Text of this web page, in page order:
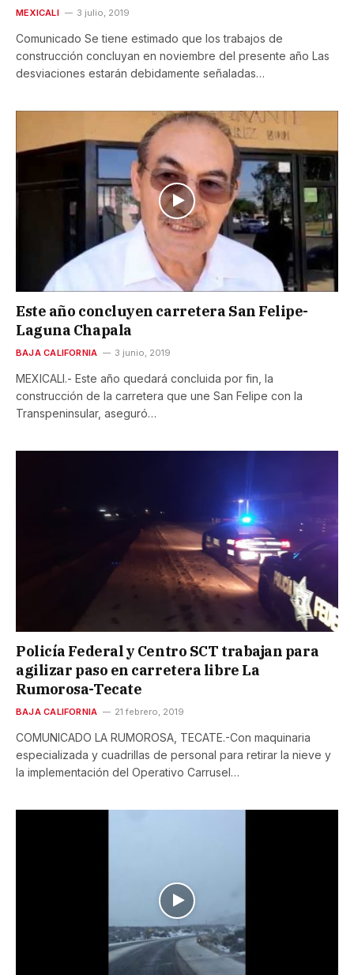
MEXICALI 3 julio, 2019
Comunicado Se tiene estimado que los trabajos de
construcción concluyan en noviembre del presente año Las
desviaciones estarán debidamente señaladas…
Este año concluyen carretera San Felipe-
Laguna Chapala
BAJA CALIFORNIA 3 junio, 2019
MEXICALI.- Este año quedará concluida por fin, la
construcción de la carretera que une San Felipe con la
Transpeninsular, aseguró…
Policía Federal y Centro SCT trabajan para
agilizar paso en carretera libre La
Rumorosa-Tecate
BAJA CALIFORNIA 21 febrero, 2019
COMUNICADO LA RUMOROSA, TECATE.-Con maquinaria
especializada y cuadrillas de personal para retirar la nieve y
la implementación del Operativo Carrusel…